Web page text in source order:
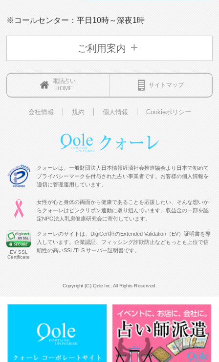
※コールセンター：平日10時～深夜1時
ご利用案内
電話占い
HOME
サイトマップ
会社情報 規約 個人情報 Cookieポリシー
クォーレは、一般財団法人日本情報経済社会推進協会より日本で初めて
プライバシーマークを付与された占い事業者です。お客様の個人情報を
適切に管理運用しています。
女性が心と身体の両面から健康であることを応援したい、そんな想いか
らクォーレはピンクリボン運動に取り組んでいます。収益金の一部を認
定NPO法人乳房健康研究会に寄付しています。
EV SSL
Certificate
クォーレのサイトは、DigiCert社のExtended Validation（EV）証明書を導
入しています。企業認証、フィッシング詐欺防止などもっとも上位で信
頼性の高いSSL/TLS サーバー証明書です。
Copyright (C) Qole Inc. All Rights Reserved.